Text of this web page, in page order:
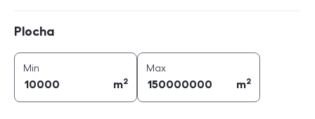
Plocha
Min
m2
Maxplocha (
m2